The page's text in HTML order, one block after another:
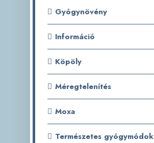
Gyógynövény
Információ
Köpöly
Méregtelenítés
Moxa
Természetes gyógymódok